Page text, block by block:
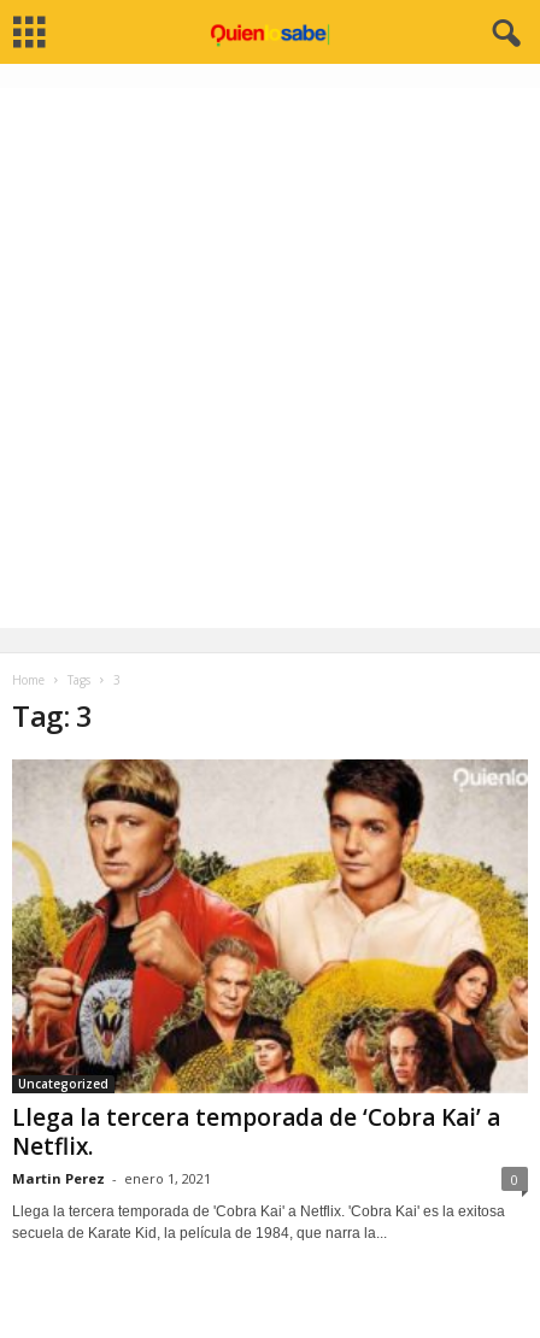
Home Tags 3
Tag: 3
Uncategorized
Llega la tercera temporada de ‘Cobra Kai’ a
Netflix.
Martin Perez - enero 1, 2021 0
Llega la tercera temporada de 'Cobra Kai' a Netflix. 'Cobra Kai' es la exitosa
secuela de Karate Kid, la película de 1984, que narra la...